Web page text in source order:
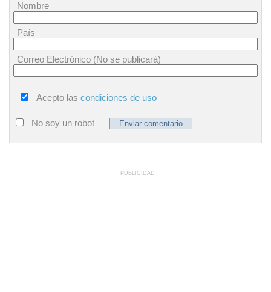
Nombre
País
Correo Electrónico (No se publicará)
Acepto las condiciones de uso
No soy un robot
PUBLICIDAD